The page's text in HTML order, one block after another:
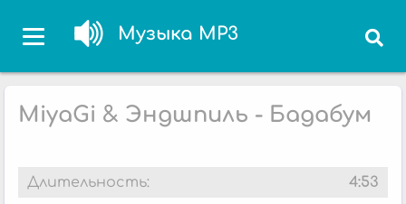
Музыка MP3
MiyaGi & Эндшпиль - Бадабум
Длительность:
4:53